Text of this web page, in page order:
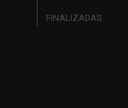
FINALIZADAS